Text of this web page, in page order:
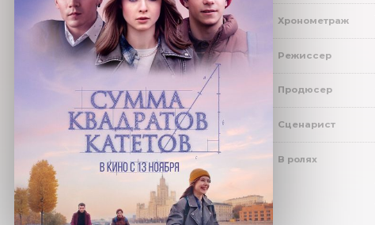
Хронометраж
Режиссер
Продюсер
Сценарист
В ролях